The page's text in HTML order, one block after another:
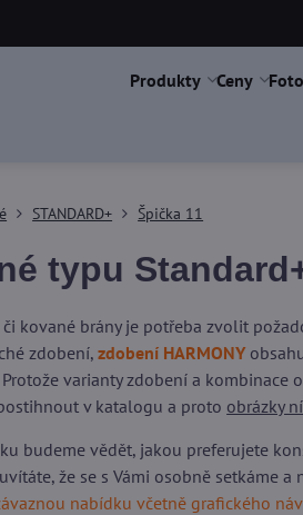
Produkty Ceny
STANDARD+ Špička 11
typu
kované brány je potřeba zvolit
zdobení,zdobení HARMONY
varianty zdobení a kombinace
v katalogu a proto obrázky
budeme vědět, jakou preferujete
že se s Vámi osobně setkáme a
nabídku včetně grafického